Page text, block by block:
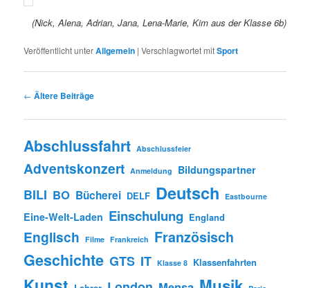
(Nick, Alena, Adrian, Jana, Lena-Marie, Kim aus der Klasse 6b)
Veröffentlicht unterAllgemein |Verschlagwortet mitSport
Beitrags-
← Ältere Beiträge
Abschlussfahrt Abschlussfeier
Adventskonzert Anmeldung Bildungspartner
BILI BO Bücherei DELF Deutsch Eastbourne
Eine-Welt-Laden Einschulung England
Englisch Filme Frankreich Französisch
Geschichte GTS IT Klasse 8 Klassenfahrten